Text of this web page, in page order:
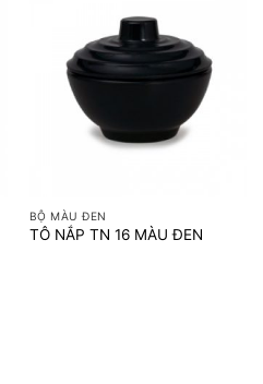
BỘ MÀU ĐEN
TÔ NẮP TN 16 MÀU ĐEN